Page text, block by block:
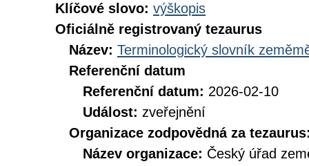
Klíčové slovo: výškopis
Oficiálně registrovaný tezaurus
Název: Terminologický slovník
Referenční datum
Referenční datum: 2026-02-10
Událost: zveřejnění
Organizace zodpovědná za
Název organizace: Český úřad